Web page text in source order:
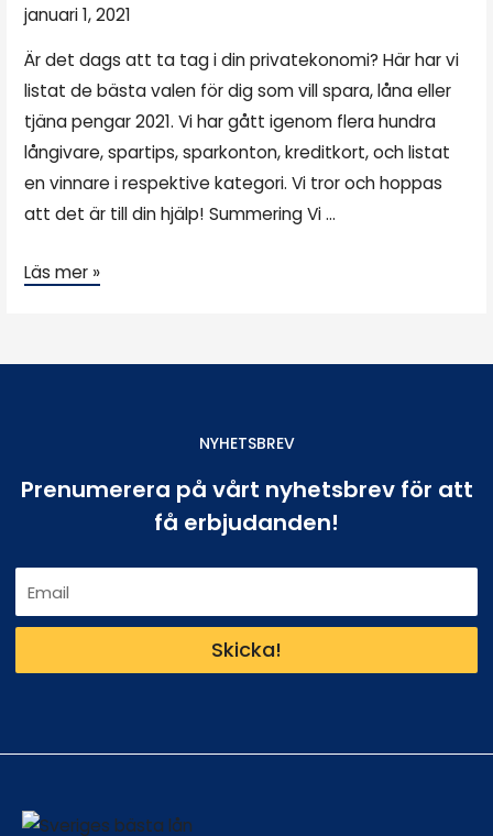
januari 1, 2021
Är det dags att ta tag i din privatekonomi? Här har vi
listat de bästa valen för dig som vill spara, låna eller
tjäna pengar 2021. Vi har gått igenom flera hundra
långivare, spartips, sparkonton, kreditkort, och listat
en vinnare i respektive kategori. Vi tror och hoppas
att det är till din hjälp! Summering Vi …
Läs mer »
NYHETSBREV
Prenumerera på vårt nyhetsbrev för att
få erbjudanden!
Skicka!